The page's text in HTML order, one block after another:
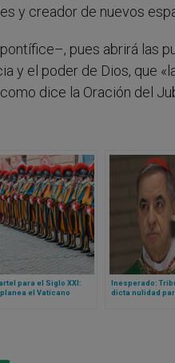
y creador de nuevos
pues abrirá las
y el poder de Dios, que
dice la Oración del
para el Siglo XXI:
el Vaticano
Inesperado:
dicta nulidad